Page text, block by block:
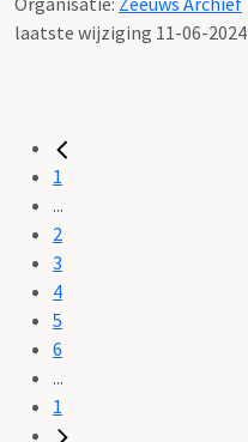
laatste wijziging 11-06-2024
1
...
2
3
4
5
6
...
1